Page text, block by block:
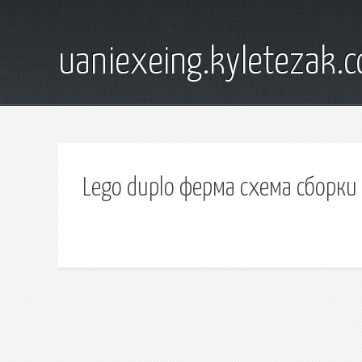
Lego duplo ферма схема сборки